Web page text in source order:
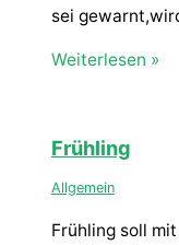
sei
Weiterlesen »
Frühling
Allgemein
Frühling soll